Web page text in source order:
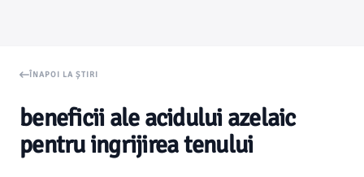
ÎNAPOI LA ȘTIRI
beneficii ale acidului azelaic
pentru ingrijirea tenului